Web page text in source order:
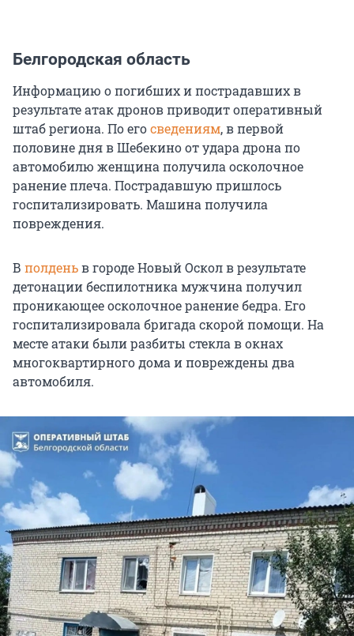
Белгородская область
Информацию о погибших и пострадавших в
результате атак дронов приводит оперативный
штаб региона. По егосведениям, в первой
половине дня в Шебекино от удара дрона по
автомобилю женщина получила осколочное
ранение плеча. Пострадавшую пришлось
госпитализировать. Машина получила
повреждения.
В полденьв городе Новый Оскол в результате
детонации беспилотника мужчина получил
проникающее осколочное ранение бедра. Его
госпитализировала бригада скорой помощи. На
месте атаки были разбиты стекла в окнах
многоквартирного дома и повреждены два
автомобиля.